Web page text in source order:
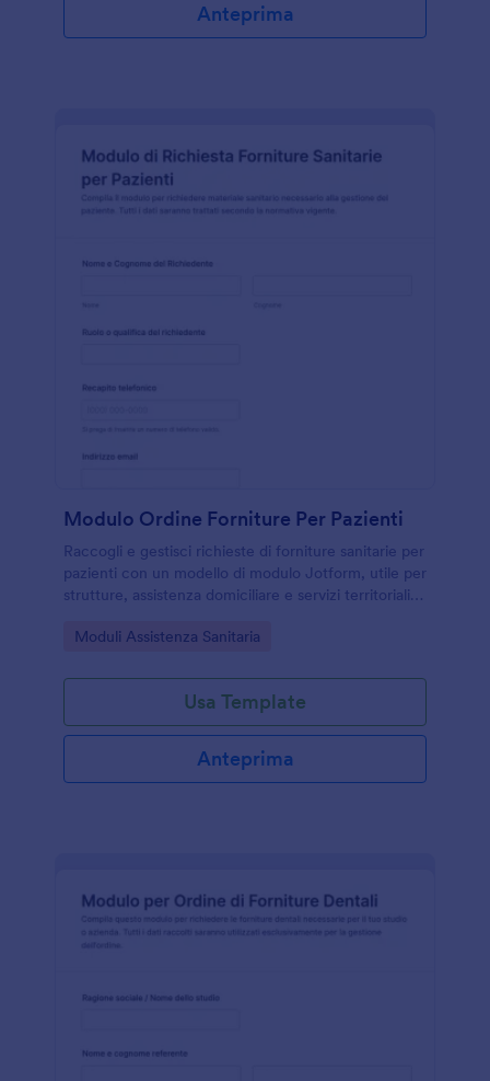
Anteprima
Modulo Ordine Forniture Per Pazienti
Raccogli e gestisci richieste di forniture sanitarie per
pazienti con un modello di modulo Jotform, utile per
strutture, assistenza domiciliare e servizi territoriali
Go to Category:
Moduli Assistenza Sanitaria
Usa Template
Anteprima